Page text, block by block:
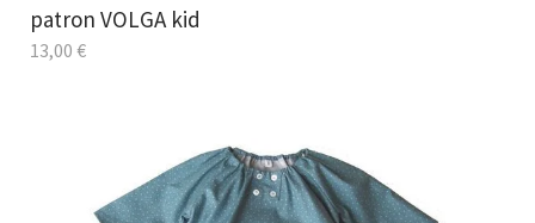
patron VOLGA kid
13,00 €